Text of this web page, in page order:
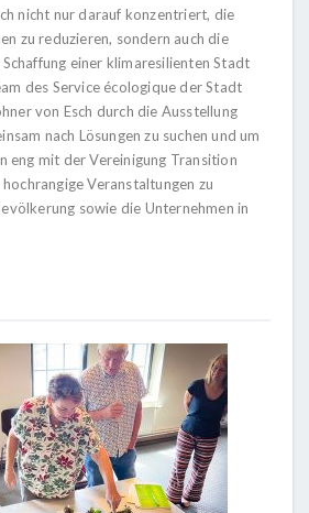
nicht nur darauf konzentriert, die
zu reduzieren, sondern auch die
einer klimaresilienten Stadt
des Service écologique der Stadt
von Esch durch die Ausstellung
nach Lösungen zu suchen und um
eng mit der Vereinigung Transition
Veranstaltungen zu
sowie die Unternehmen in